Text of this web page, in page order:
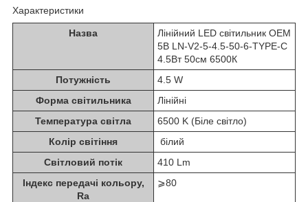
Характеристики
Назва
Лінійний LED світильник OEM
5В LN-V2-5-4.5-50-6-TYPE-C
4.5Вт 50см 6500К
Потужність
4.5 W
Форма світильника
Лінійні
Температура світла
6500 K (Біле світло)
Колір світіння
білий
Світловий потік
410 Lm
Індекс передачі кольору,
Ra
⩾80